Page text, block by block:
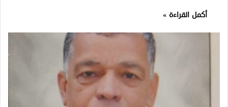
أكمل القراءة »